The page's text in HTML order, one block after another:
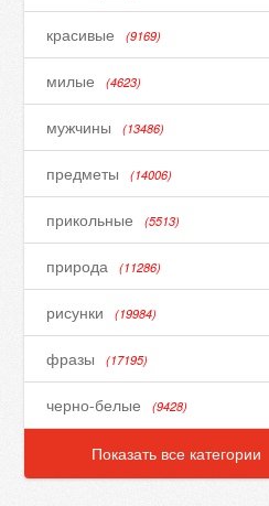
красивые (9169)
милые (4623)
мужчины (13486)
предметы (14006)
прикольные (5513)
природа (11286)
рисунки (19984)
фразы (17195)
черно-белые (9428)
Показать все категории